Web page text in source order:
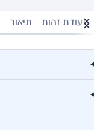
תעודת זהות תיאור